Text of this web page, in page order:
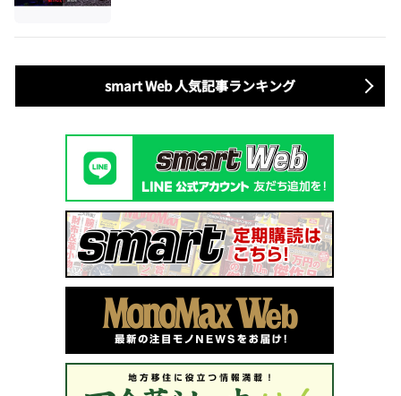
smart Web 人気記事ランキング